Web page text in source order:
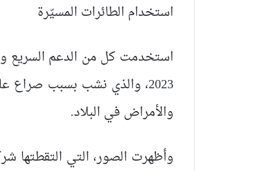
استخدام الطائرات المسيّرة
استخدمت كل من الدعم السريع
2023، والذي نشب بسبب
والأمراض في البلاد.
وأظهرت الصور، التي التقطتها